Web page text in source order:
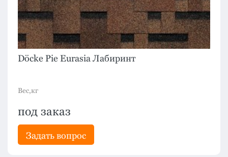
Döcke Pie Eurasia Лабиринт
Вес,кг
под заказ
Задать вопрос